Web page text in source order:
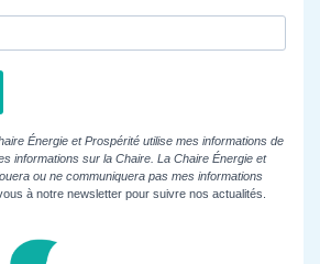
Énergie et Prospérité utilise mes informations de
informations sur la Chaire. La Chaire Énergie et
ou ne communiquera pas mes informations
à notre newsletter pour suivre nos actualités.